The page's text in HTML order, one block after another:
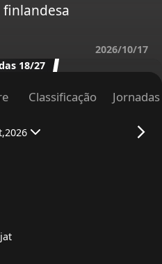
2026/10/17
18/27
Classificação Jornadas